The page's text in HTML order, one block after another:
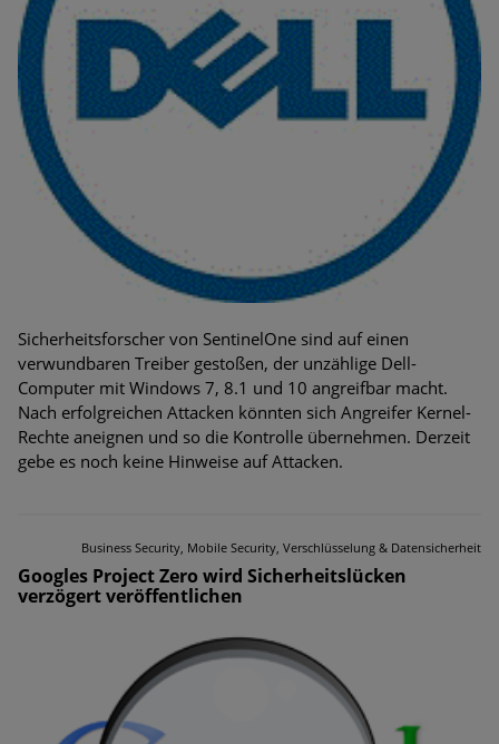
Sicherheitsforscher von SentinelOne sind auf einen
verwundbaren Treiber gestoßen, der unzählige Dell-
Computer mit Windows 7, 8.1 und 10 angreifbar macht.
Nach erfolgreichen Attacken könnten sich Angreifer Kernel-
Rechte aneignen und so die Kontrolle übernehmen. Derzeit
gebe es noch keine Hinweise auf Attacken.
Business Security, Mobile Security, Verschlüsselung & Datensicherheit
Googles Project Zero wird Sicherheitslücken
verzögert veröffentlichen